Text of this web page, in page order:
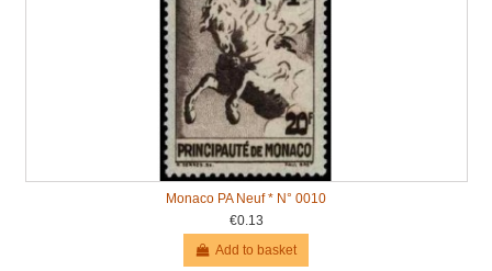
Monaco PA Neuf * N° 0010
€0.13
Add to basket